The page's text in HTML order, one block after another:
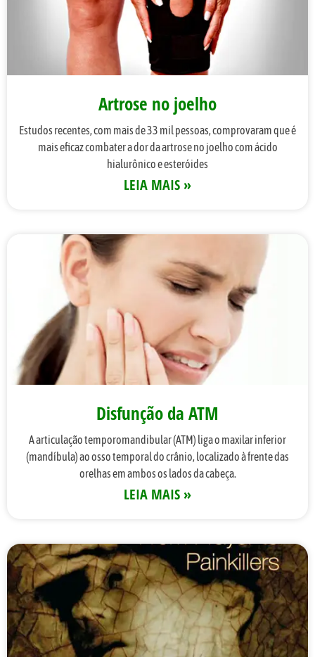
Artrose no joelho
Estudos recentes, com mais de 33 mil pessoas, comprovaram que é
mais eficaz combater a dor da artrose no joelho com ácido
hialurônico e esteróides
LEIA MAIS »
Disfunção da ATM
A articulação temporomandibular (ATM) liga o maxilar inferior
(mandíbula) ao osso temporal do crânio, localizado à frente das
orelhas em ambos os lados da cabeça.
LEIA MAIS »